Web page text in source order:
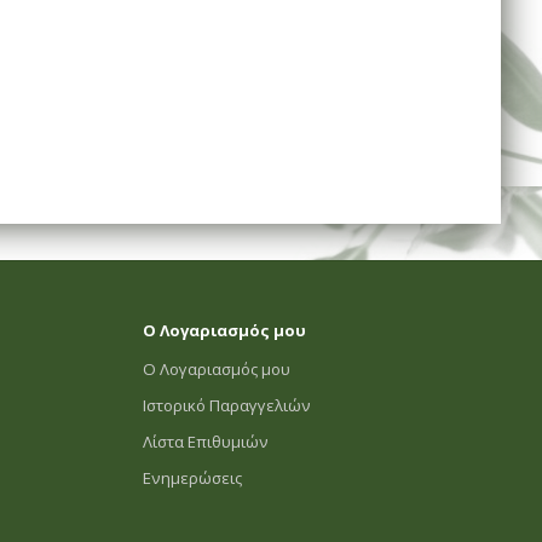
Ο Λογαριασμός μου
Ο Λογαριασμός μου
Ιστορικό Παραγγελιών
Λίστα Επιθυμιών
Ενημερώσεις